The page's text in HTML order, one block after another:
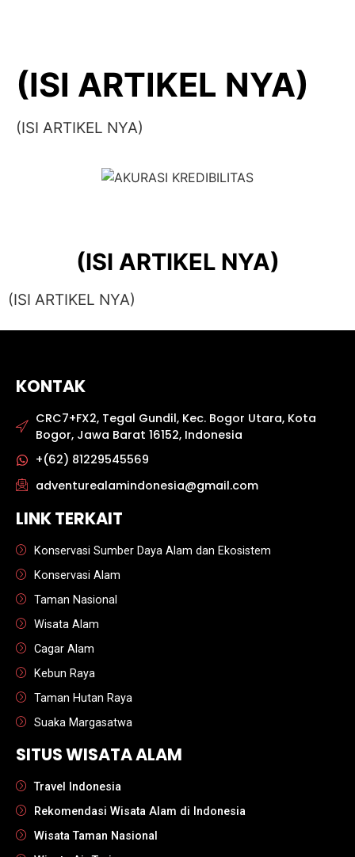
(ISI ARTIKEL NYA)
(ISI ARTIKEL NYA)
(ISI ARTIKEL NYA)
(ISI ARTIKEL NYA)
KONTAK
CRC7+FX2, Tegal Gundil, Kec. Bogor Utara, Kota
Bogor, Jawa Barat 16152, Indonesia
+(62) 81229545569
adventurealamindonesia@gmail.com
LINK TERKAIT
Konservasi Sumber Daya Alam dan Ekosistem
Konservasi Alam
Taman Nasional
Wisata Alam
Cagar Alam
Kebun Raya
Taman Hutan Raya
Suaka Margasatwa
SITUS WISATA ALAM
Travel Indonesia
Rekomendasi Wisata Alam di Indonesia
Wisata Taman Nasional